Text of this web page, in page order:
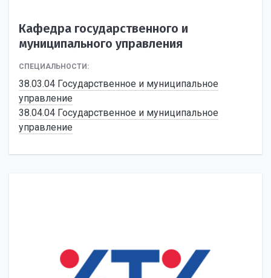
Кафедра государственного и
муниципального управления
СПЕЦИАЛЬНОСТИ:
38.03.04 Государственное и муниципальное
управление
38.04.04 Государственное и муниципальное
управление